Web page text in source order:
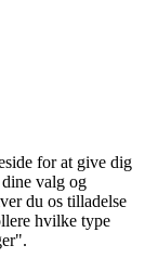
for at give dig
dine valg og
du os tilladelse
hvilke type